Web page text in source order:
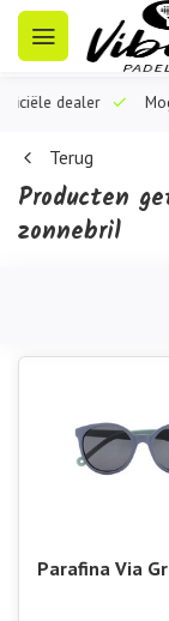
dealer
Terug
Producten
zonnebril
Parafina Via